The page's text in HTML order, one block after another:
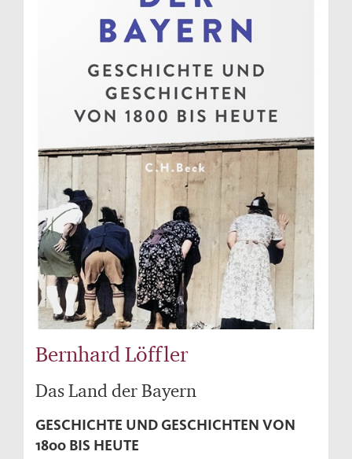
Bernhard Löffler
Das Land der Bayern
GESCHICHTE UND GESCHICHTEN VON
1800 BIS HEUTE